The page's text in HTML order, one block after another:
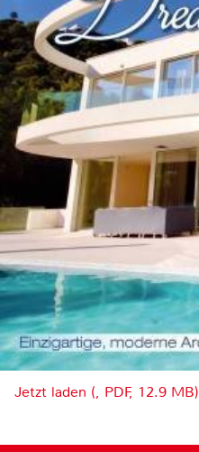
Jetzt laden (, PDF, 12.9 MB)